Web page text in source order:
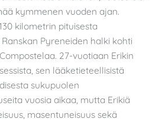
kymmenen vuoden ajan.
kilometrin pituisesta
Pyreneiden halki kohti
27-vuotiaan Erikin
sen lääketieteellisistä
sukupuolen
vuosia aikaa, mutta Erikiä
masentuneisuus sekä